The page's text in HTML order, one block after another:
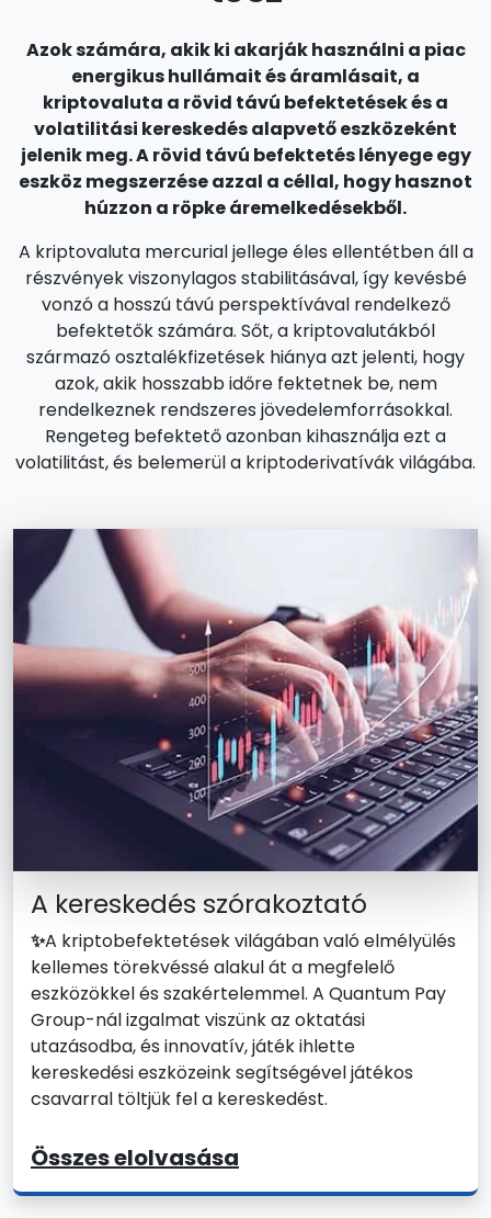
Azok számára, akik ki akarják használni a piac
energikus hullámait és áramlásait, a
kriptovaluta a rövid távú befektetések és a
volatilitási kereskedés alapvető eszközeként
jelenik meg. A rövid távú befektetés lényege egy
eszköz megszerzése azzal a céllal, hogy hasznot
húzzon a röpke áremelkedésekből.
A kriptovaluta mercurial jellege éles ellentétben áll a
részvények viszonylagos stabilitásával, így kevésbé
vonzó a hosszú távú perspektívával rendelkező
befektetők számára. Sőt, a kriptovalutákból
származó osztalékfizetések hiánya azt jelenti, hogy
azok, akik hosszabb időre fektetnek be, nem
rendelkeznek rendszeres jövedelemforrásokkal.
Rengeteg befektető azonban kihasználja ezt a
volatilitást, és belemerül a kriptoderivatívák világába.
A kereskedés szórakoztató
✨A kriptobefektetések világában való elmélyülés
kellemes törekvéssé alakul át a megfelelő
eszközökkel és szakértelemmel. A Quantum Pay
Group-nál izgalmat viszünk az oktatási
utazásodba, és innovatív, játék ihlette
kereskedési eszközeink segítségével játékos
csavarral töltjük fel a kereskedést.
Összes elolvasása